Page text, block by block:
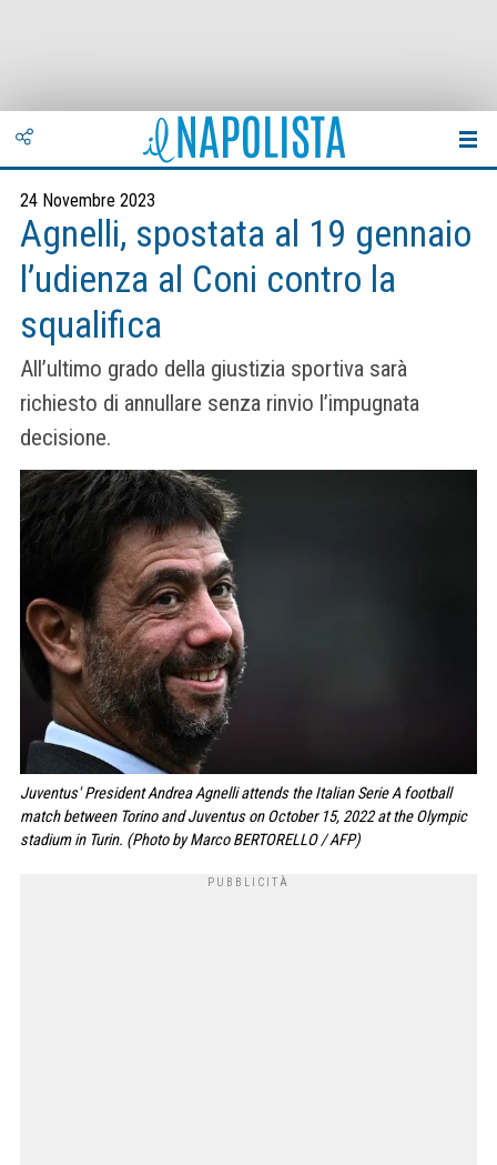
24 Novembre 2023
Agnelli, spostata al 19 gennaio
l’udienza al Coni contro la
squalifica
All’ultimo grado della giustizia sportiva sarà
richiesto di annullare senza rinvio l’impugnata
decisione.
Juventus' President Andrea Agnelli attends the Italian Serie A football
match between Torino and Juventus on October 15, 2022 at the Olympic
stadium in Turin. (Photo by Marco BERTORELLO / AFP)